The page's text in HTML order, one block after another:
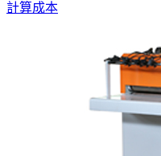
計算成本